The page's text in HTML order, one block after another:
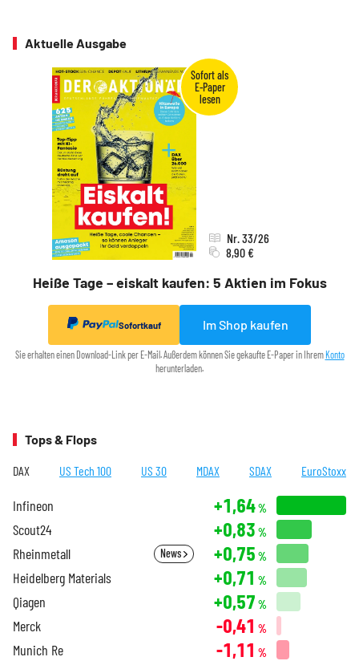
Aktuelle Ausgabe
Heiße Tage – eiskalt kaufen: 5 Aktien im Fokus
Nr. 33/26
8,90 €
Sofortkauf Im Shop kaufen
Sie erhalten einen Download-Link per E-Mail. Außerdem können Sie gekaufte E-Paper in Ihrem Konto
herunterladen.
Tops & Flops
DAX US Tech 100 US 30 MDAX SDAX EuroStoxx
Infineon +1,64%
Scout24 +0,83 %
Rheinmetall News +0,75 %
Heidelberg Materials +0,71 %
Qiagen +0,57 %
Merck -0,41 %
Munich Re -1,11 %